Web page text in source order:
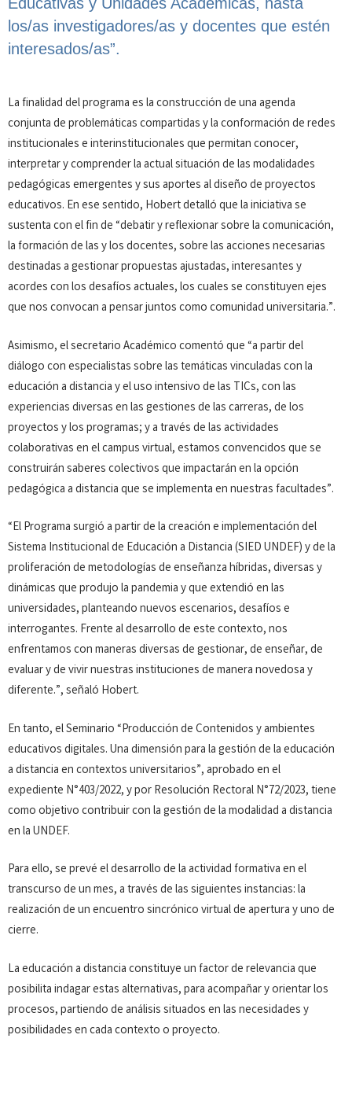
los/as investigadores/as y docentes que estén
interesados/as”.
La finalidad del programa es la construcción de una agenda
conjunta de problemáticas compartidas y la conformación de redes
institucionales e interinstitucionales que permitan conocer,
interpretar y comprender la actual situación de las modalidades
pedagógicas emergentes y sus aportes al diseño de proyectos
educativos. En ese sentido, Hobert detalló que la iniciativa se
sustenta con el fin de “debatir y reflexionar sobre la comunicación,
la formación de las y los docentes, sobre las acciones necesarias
destinadas a gestionar propuestas ajustadas, interesantes y
acordes con los desafíos actuales, los cuales se constituyen ejes
que nos convocan a pensar juntos como comunidad universitaria.”.
Asimismo, el secretario Académico comentó que “a partir del
diálogo con especialistas sobre las temáticas vinculadas con la
educación a distancia y el uso intensivo de las TICs, con las
experiencias diversas en las gestiones de las carreras, de los
proyectos y los programas; y a través de las actividades
colaborativas en el campus virtual, estamos convencidos que se
construirán saberes colectivos que impactarán en la opción
pedagógica a distancia que se implementa en nuestras facultades”.
“El Programa surgió a partir de la creación e implementación del
Sistema Institucional de Educación a Distancia (SIED UNDEF) y de la
proliferación de metodologías de enseñanza híbridas, diversas y
dinámicas que produjo la pandemia y que extendió en las
universidades, planteando nuevos escenarios, desafíos e
interrogantes. Frente al desarrollo de este contexto, nos
enfrentamos con maneras diversas de gestionar, de enseñar, de
evaluar y de vivir nuestras instituciones de manera novedosa y
diferente.”, señaló Hobert.
En tanto, el Seminario “Producción de Contenidos y ambientes
educativos digitales. Una dimensión para la gestión de la educación
a distancia en contextos universitarios”, aprobado en el
expediente N°403/2022, y por Resolución Rectoral N°72/2023, tiene
como objetivo contribuir con la gestión de la modalidad a distancia
en la UNDEF.
Para ello, se prevé el desarrollo de la actividad formativa en el
transcurso de un mes, a través de las siguientes instancias: la
realización de un encuentro sincrónico virtual de apertura y uno de
cierre.
La educación a distancia constituye un factor de relevancia que
posibilita indagar estas alternativas, para acompañar y orientar los
procesos, partiendo de análisis situados en las necesidades y
posibilidades en cada contexto o proyecto.